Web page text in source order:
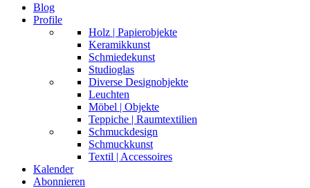
Blog
Profile
Holz | Papierobjekte
Keramikkunst
Schmiedekunst
Studioglas
Diverse Designobjekte
Leuchten
Möbel | Objekte
Teppiche | Raumtextilien
Schmuckdesign
Schmuckkunst
Textil | Accessoires
Kalender
Abonnieren